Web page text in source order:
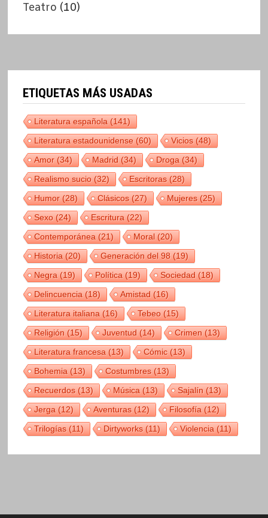
Teatro (10)
ETIQUETAS MÁS USADAS
Literatura española(141)
Literatura estadounidense(60) Vicios(48)
Amor(34) Madrid(34) Droga(34)
Realismo sucio(32) Escritoras(28)
Humor(28) Clásicos(27) Mujeres(25)
Sexo(24) Escritura(22)
Contemporánea(21) Moral(20)
Historia(20) Generación del 98(19)
Negra(19) Política(19) Sociedad(18)
Delincuencia(18) Amistad(16)
Literatura italiana(16) Tebeo(15)
Religión(15) Juventud(14) Crimen(13)
Literatura francesa(13) Cómic(13)
Bohemia(13) Costumbres(13)
Recuerdos(13) Música(13) Sajalín(13)
Jerga(12) Aventuras(12) Filosofía(12)
Trilogías(11) Dirtyworks(11) Violencia(11)